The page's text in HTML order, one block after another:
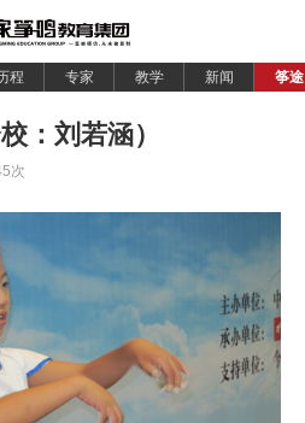
程 专家 教学 新闻 筝途
：刘若涵）
次